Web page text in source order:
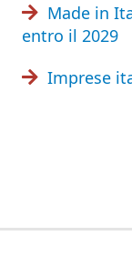
Made in
entro il 2029
Imprese